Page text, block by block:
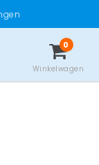
0
Winkelwagen